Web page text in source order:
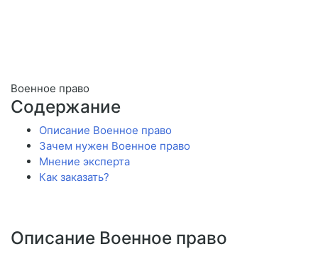
Военное право
Содержание
Описание Военное право
Зачем нужен Военное право
Мнение эксперта
Как заказать?
Описание Военное право